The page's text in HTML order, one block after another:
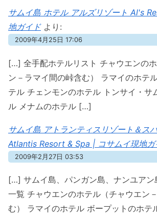
サムイ島 ホテル アルズリゾート Al's
地ガイド より:
2009年4月25日 17:06
[…] 全手配ホテルリスト チャウエンの
ン－ラマイ間の峠含む） ラマイのホテ
テル チェンモンのホテル トンサイ・サ
ル メナムのホテル […]
サムイ島 アトランティスリゾート＆ス
Atlantis Resort & Spa | コサムイ現地ガ
2009年2月27日 03:53
[…] サムイ島、パンガン島、ナンユアン
一覧 チャウエンのホテル（チャウエン
む） ラマイのホテル ボープットのホテ